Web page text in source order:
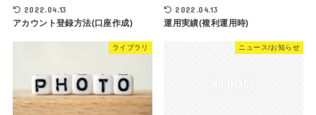
2022.04.13
アカウント登録方法(口座作成)
2022.04.13
運用実績(複利運用時)
ライブラリ ニュース/お知らせ